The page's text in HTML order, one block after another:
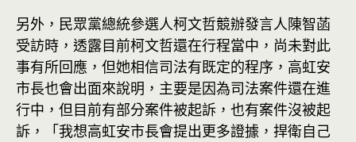
另外，民眾黨總統參選人柯文哲競辦發言人陳智菡
受訪時，透露目前柯文哲還在行程當中，尚未對此
事有所回應，但她相信司法有既定的程序，高虹安
市長也會出面來說明，主要是因為司法案件還在進
行中，但目前有部分案件被起訴，也有案件沒被起
訴，「我想高虹安市長會提出更多證據，捍衛自己